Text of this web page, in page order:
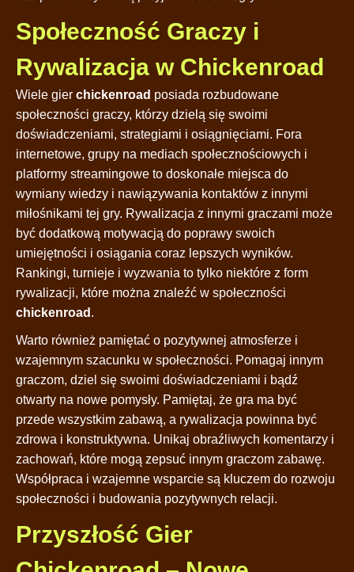
Społeczność Graczy i
Rywalizacja w Chickenroad
Wiele gier chickenroad posiada rozbudowane
społeczności graczy, którzy dzielą się swoimi
doświadczeniami, strategiami i osiągnięciami. Fora
internetowe, grupy na mediach społecznościowych i
platformy streamingowe to doskonałe miejsca do
wymiany wiedzy i nawiązywania kontaktów z innymi
miłośnikami tej gry. Rywalizacja z innymi graczami może
być dodatkową motywacją do poprawy swoich
umiejętności i osiągania coraz lepszych wyników.
Rankingi, turnieje i wyzwania to tylko niektóre z form
rywalizacji, które można znaleźć w społeczności
chickenroad .
Warto również pamiętać o pozytywnej atmosferze i
wzajemnym szacunku w społeczności. Pomagaj innym
graczom, dziel się swoimi doświadczeniami i bądź
otwarty na nowe pomysły. Pamiętaj, że gra ma być
przede wszystkim zabawą, a rywalizacja powinna być
zdrowa i konstruktywna. Unikaj obraźliwych komentarzy i
zachowań, które mogą zepsuć innym graczom zabawę.
Współpraca i wzajemne wsparcie są kluczem do rozwoju
społeczności i budowania pozytywnych relacji.
Przyszłość Gier